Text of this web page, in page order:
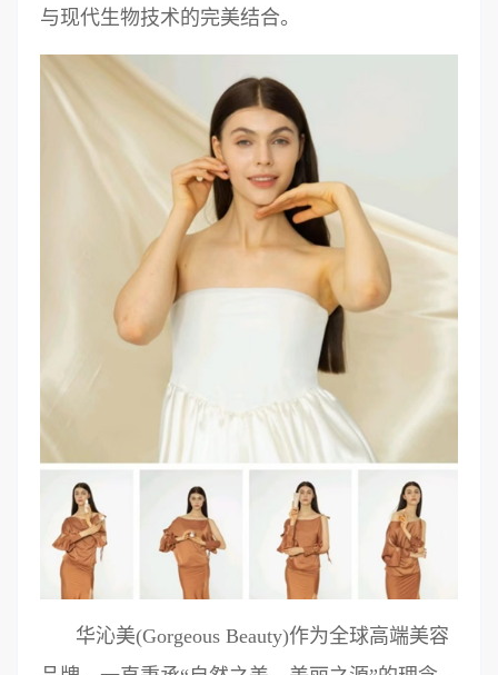
与现代生物技术的完美结合。
华沁美(Gorgeous Beauty)作为全球高端美容